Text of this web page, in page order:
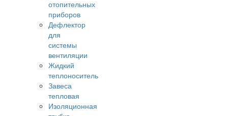
отопительных
приборов
Дефлектор
для
системы
вентиляции
Жидкий
теплоноситель
Завеса
тепловая
Изоляционная